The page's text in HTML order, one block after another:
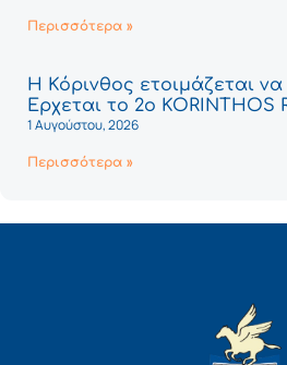
Περισσότερα »
Η Κόρινθος ετοιμάζεται να
Έρχεται το 2ο KORINTHOS
1 Αυγούστου, 2026
Περισσότερα »